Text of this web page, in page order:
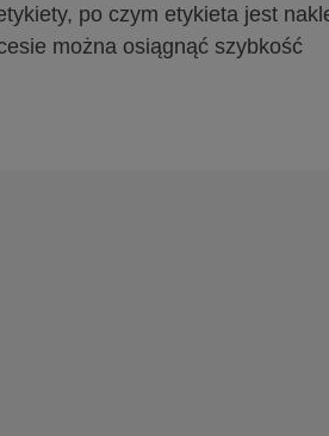
po czym etykieta jest
można osiągnąć szybkość